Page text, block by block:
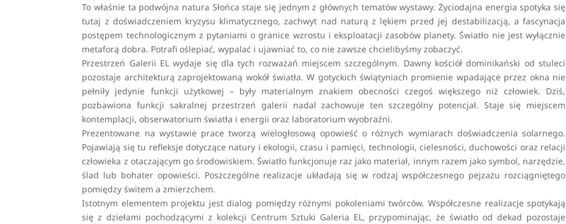
To właśnie ta podwójna natura Słońca staje się jednym z głównych tematów wystawy. Życiodajna energia spotyka się
tutaj z doświadczeniem kryzysu klimatycznego, zachwyt nad naturą z lękiem przed jej destabilizacją, a fascynacja
postępem technologicznym z pytaniami o granice wzrostu i eksploatacji zasobów planety. Światło nie jest wyłącznie
metaforą dobra. Potrafi oślepiać, wypalać i ujawniać to, co nie zawsze chcielibyśmy zobaczyć.
Przestrzeń Galerii EL wydaje się dla tych rozważań miejscem szczególnym. Dawny kościół dominikański od stuleci
pozostaje architekturą zaprojektowaną wokół światła. W gotyckich świątyniach promienie wpadające przez okna nie
pełniły jedynie funkcji użytkowej – były materialnym znakiem obecności czegoś większego niż człowiek. Dziś,
pozbawiona funkcji sakralnej przestrzeń galerii nadal zachowuje ten szczególny potencjał. Staje się miejscem
kontemplacji, obserwatorium światła i energii oraz laboratorium wyobraźni.
Prezentowane na wystawie prace tworzą wielogłosową opowieść o różnych wymiarach doświadczenia solarnego.
Pojawiają się tu refleksje dotyczące natury i ekologii, czasu i pamięci, technologii, cielesności, duchowości oraz relacji
człowieka z otaczającym go środowiskiem. Światło funkcjonuje raz jako materiał, innym razem jako symbol, narzędzie,
ślad lub bohater opowieści. Poszczególne realizacje układają się w rodzaj współczesnego pejzażu rozciągniętego
pomiędzy świtem a zmierzchem.
Istotnym elementem projektu jest dialog pomiędzy różnymi pokoleniami twórców. Współczesne realizacje spotykają
się z dziełami pochodzącymi z kolekcji Centrum Sztuki Galeria EL, przypominając, że światło od dekad pozostaje